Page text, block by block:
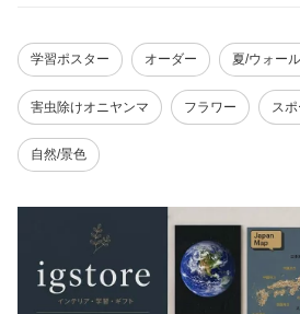
学習ポスター オーダー 夏/ウォー
害虫除けオニヤンマ フラワー ス
自然/景色